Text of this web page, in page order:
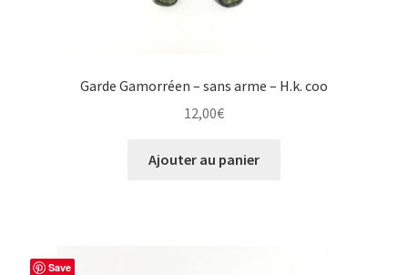
Garde Gamorréen – sans arme – H.k. coo
12,00€
Ajouter au panier
Save